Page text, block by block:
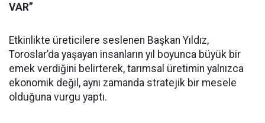
VAR”
Etkinlikte üreticilere seslenen Başkan Yıldız,
Toroslar’da yaşayan insanların yıl boyunca büyük bir
emek verdiğini belirterek, tarımsal üretimin yalnızca
ekonomik değil, aynı zamanda stratejik bir mesele
olduğuna vurgu yaptı.